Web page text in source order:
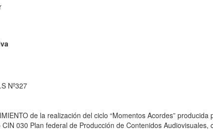
Nº327
de la realización del ciclo “Momentos Acordes”
030 Plan federal de Producción de Contenidos Audiovisuales,